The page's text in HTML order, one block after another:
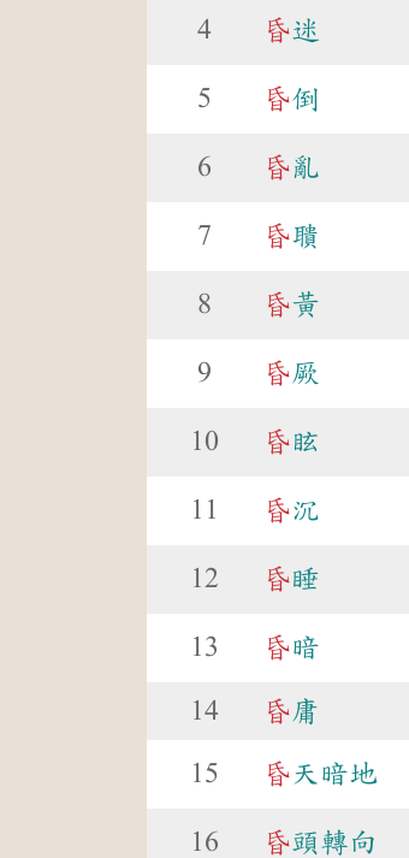
4 昏迷
5 昏倒
6 昏亂
7 昏聵
8 昏黃
9 昏厥
10 昏眩
11 昏沉
12 昏睡
13 昏暗
14 昏庸
15 昏天暗地
16 昏頭轉向